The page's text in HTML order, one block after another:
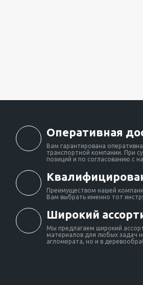
Оперативная
Вам гарантирована
транспортной компании. При
позиций и по согласованию с
Преимуществом нашей
Вам выбрать именно тот
Широкий
Мы предлагаем широкий
материалов для любых задач
агломерата, но и в